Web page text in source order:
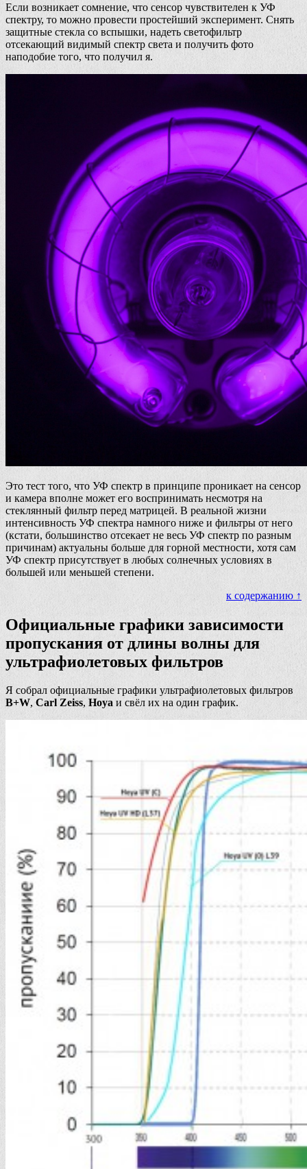
Если возникает сомнение, что сенсор чувствителен к УФ
спектру, то можно провести простейший эксперимент. Снять
защитные стекла со вспышки, надеть светофильтр
отсекающий видимый спектр света и получить фото
наподобие того, что получил я.
Это тест того, что УФ спектр в принципе проникает на сенсор
и камера вполне может его воспринимать несмотря на
стеклянный фильтр перед матрицей. В реальной жизни
интенсивность УФ спектра намного ниже и фильтры от него
(кстати, большинство отсекает не весь УФ спектр по разным
причинам) актуальны больше для горной местности, хотя сам
УФ спектр присутствует в любых солнечных условиях в
большей или меньшей степени.
к содержанию ↑
Официальные графики зависимости
пропускания от длины волны для
ультрафиолетовых фильтров
Я собрал официальные графики ультрафиолетовых фильтров
B+W, Carl Zeiss, Hoya и свёл их на один график.